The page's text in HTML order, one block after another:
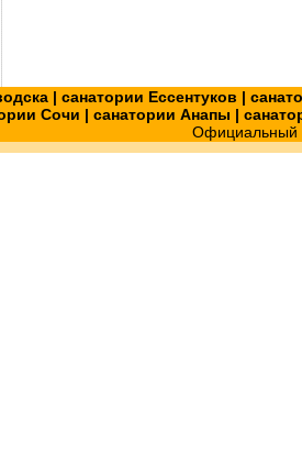
| санатории Ессентуков |
Сочи | санатории Анапы |
Официальный